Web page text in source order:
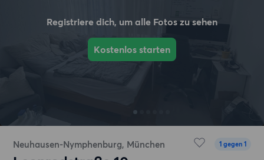
Registriere dich, um alle Fotos zu sehen
Kostenlos starten
Neuhausen-Nymphenburg, München 1 gegen 1